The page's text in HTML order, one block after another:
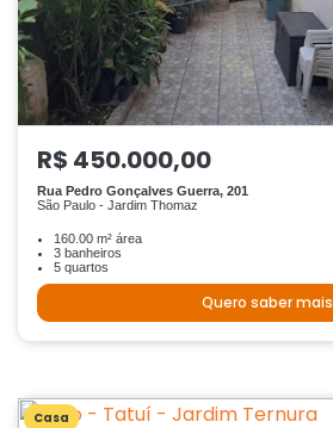
R$ 450.000,00
Rua Pedro Gonçalves Guerra, 201
São Paulo - Jardim Thomaz
160.00 m² área
3 banheiros
5 quartos
Quero saber mais
Casa